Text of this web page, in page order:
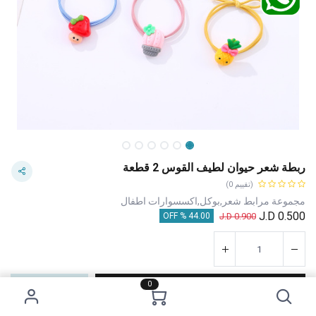
0
ربطة شعر حيوان لطيف القوس 2 قطعة
(تقييم 0)
مجموعة مرابط شعر,بوكل,اكسسوارات اطفال
0.500
0.900
J.D
44.00 % OFF
إضافة إلى عربة التسوق اشترِ الآن